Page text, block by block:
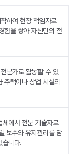
하여 현장 책임자로
험을 쌓아 자신만의 전
문가로 활동할 수 있
주택이나 상업 시설의
에서 전문 기술자로
보수와 유지관리를 담
습니다.